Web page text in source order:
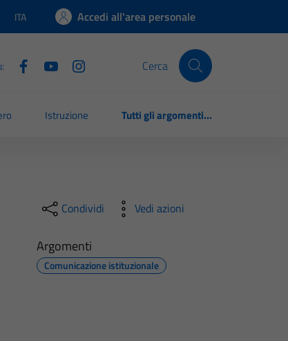
Lingua attiva:
ITA Accedi all'area personale
Cerca
Istruzione Tutti gli argomenti...
Condividi Vedi azioni
Argomenti
Comunicazione istituzionale